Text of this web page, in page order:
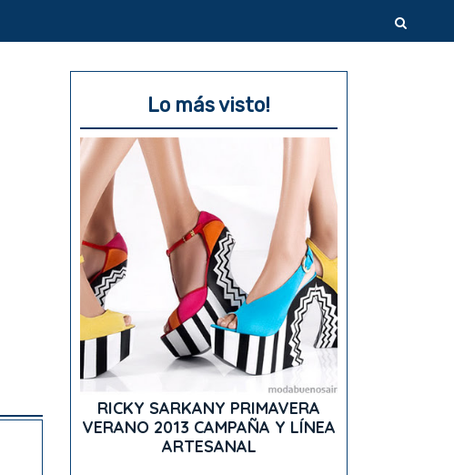
Lo más visto!
RICKY SARKANY PRIMAVERA
VERANO 2013 CAMPAÑA Y LÍNEA
ARTESANAL